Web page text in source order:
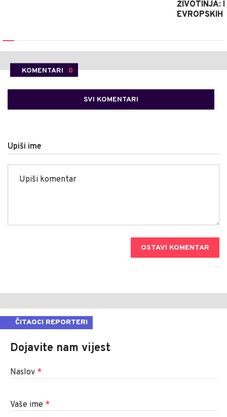
ŽIVOTINJA:
EVROPSKIH
KOMENTARI 0
SVI KOMENTARI
Upiši ime
OSTAVI KOMENTAR
ČITAOCI REPORTERI
Dojavite nam vijest
Naslov *
Vaše ime *